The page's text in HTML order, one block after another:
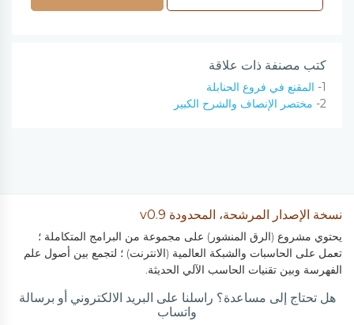
كتب مصنفة ذات علاقة
1- المقنع في فروع الحنابلة
2- مختصر الإنصاف والشرح الكبير
نسخة الإصدار المرشحة، المحدودة v0.9
يحتوي مشروع (الرق المنشور) على مجموعة من البرامج المتكاملة ؛
تعمل على الحاسبات والشبكة العالمية (الانترنت) ؛ لتجمع بين أصول علم
الفهرسة وبين تقنيات الحاسب الآلي الحديثة.
هل تحتاج إلى مساعدة؟ راسلنا على البريد الالكتروني أو برسالة
واتساب